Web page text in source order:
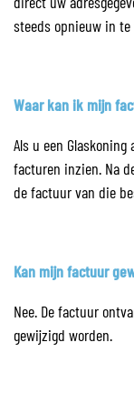
steeds opnieuw in te
Waar kan ik mijn
Als u een
facturen inzien. Na
de factuur van die
Kan mijn factuur
Nee. De factuur
gewijzigd worden.